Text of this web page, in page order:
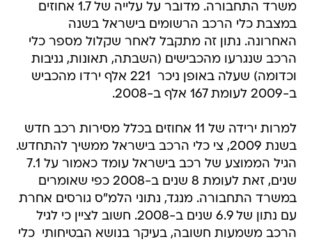
משרד התחבורה. מדובר על עלייה של 1.7 אחוזים
במצבת כלי הרכב הרשומים בישראל בשנה
האחרונה. נתון זה מתקבל לאחר שקלול מספר כלי
הרכב שנגרעו מהכבישים (השבתה, תאונות, גניבות
וכדומה) שעלה באופן ניכר  221 אלף ירדו מהכביש
ב-2009 לעומת 167 אלף ב-2008.
למרות ירידה של 11 אחוזים בכלל מסירות רכב חדש
בשנת 2009, צי כלי הרכב בישראל ממשיך להתחדש.
הגיל הממוצע של רכב בישראל עומד כאמור על 7.1
שנים, זאת לעומת 8 שנים ב-2008 כפי שאומרים
במשרד התחבורה. מנגד, נתוני הלמ"ס גורסים אחרת
עם נתון של 6.9 שנים ב-2008. חשוב לציין כי לגיל
הרכב משמעות חשובה, בעיקר בנושא הבטיחותי  כלי